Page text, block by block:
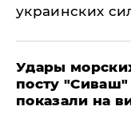
украинских
Удары
посту
показали на